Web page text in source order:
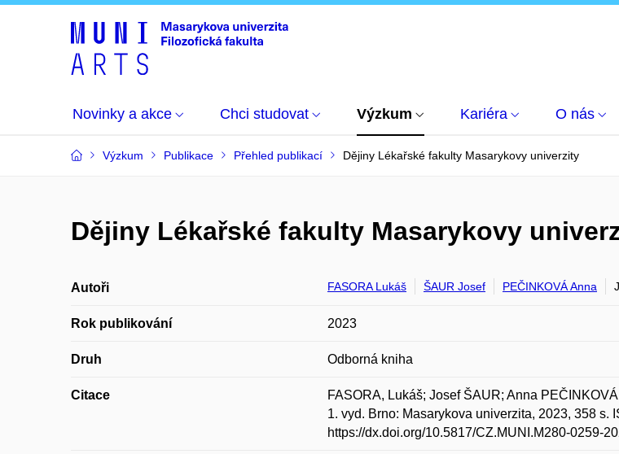
Novinky a akce Chci studovat Výzkum Kariéra O nás
Výzkum Publikace Přehled publikací Dějiny Lékařské fakulty Masarykovy univerzity
Dějiny Lékařské fakulty Masarykovy
Autoři FASORA Lukáš ŠAUR Josef PEČINKOVÁ Anna
Rok publikování 2023
Druh Odborná kniha
Citace
FASORA, Lukáš; Josef ŠAUR; Anna
1. vyd. Brno: Masarykova univerzita, 2023, 358 s.
https://dx.doi.org/10.5817/CZ.MUNI.M280-0259-